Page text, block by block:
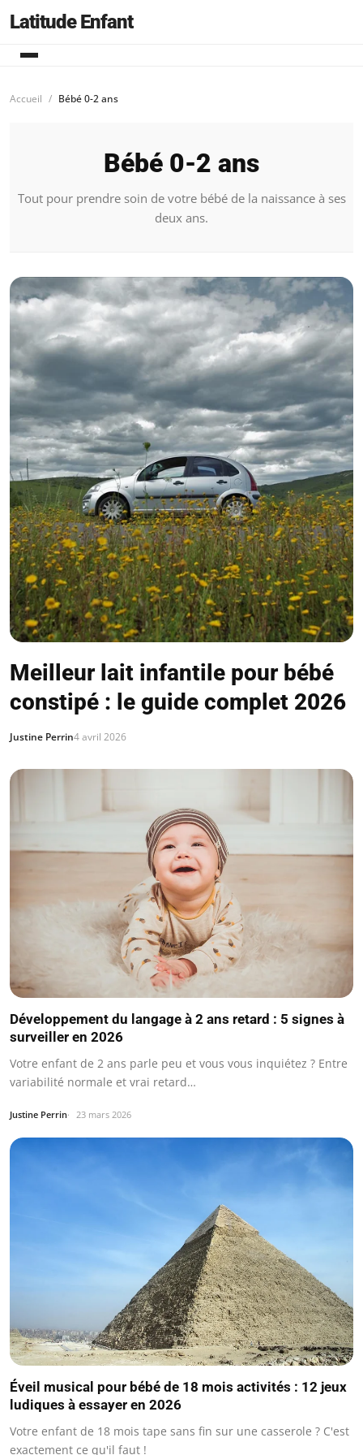
Latitude Enfant
Accueil Bébé 0-2 ans
Bébé 0-2 ans
Tout pour prendre soin de votre bébé de la naissance à ses
deux ans.
Meilleur lait infantile pour bébé
constipé : le guide complet 2026
Justine Perrin4 avril 2026
Développement du langage à 2 ans retard : 5 signes à
surveiller en 2026
Votre enfant de 2 ans parle peu et vous vous inquiétez ? Entre
variabilité normale et vrai retard…
Justine Perrin 23 mars 2026
Éveil musical pour bébé de 18 mois activités : 12 jeux
ludiques à essayer en 2026
Votre enfant de 18 mois tape sans fin sur une casserole ? C'est
exactement ce qu'il faut !